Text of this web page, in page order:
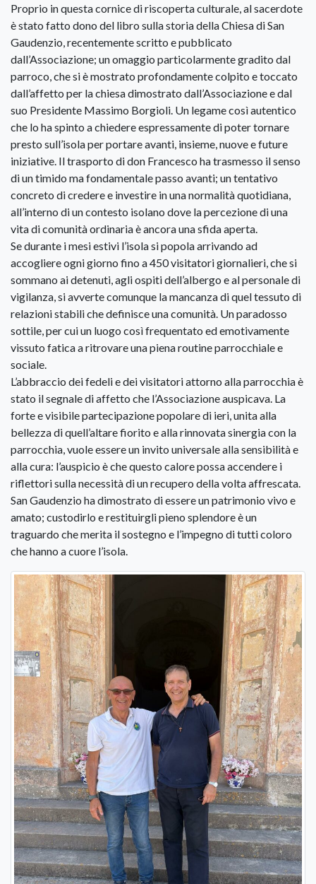
Proprio in questa cornice di riscoperta culturale, al sacerdote
è stato fatto dono del libro sulla storia della Chiesa di San
Gaudenzio, recentemente scritto e pubblicato
dall’Associazione; un omaggio particolarmente gradito dal
parroco, che si è mostrato profondamente colpito e toccato
dall’affetto per la chiesa dimostrato dall’Associazione e dal
suo Presidente Massimo Borgioli. Un legame così autentico
che lo ha spinto a chiedere espressamente di poter tornare
presto sull’isola per portare avanti, insieme, nuove e future
iniziative. Il trasporto di don Francesco ha trasmesso il senso
di un timido ma fondamentale passo avanti; un tentativo
concreto di credere e investire in una normalità quotidiana,
all’interno di un contesto isolano dove la percezione di una
vita di comunità ordinaria è ancora una sfida aperta.
Se durante i mesi estivi l’isola si popola arrivando ad
accogliere ogni giorno fino a 450 visitatori giornalieri, che si
sommano ai detenuti, agli ospiti dell’albergo e al personale di
vigilanza, si avverte comunque la mancanza di quel tessuto di
relazioni stabili che definisce una comunità. Un paradosso
sottile, per cui un luogo così frequentato ed emotivamente
vissuto fatica a ritrovare una piena routine parrocchiale e
sociale.
L’abbraccio dei fedeli e dei visitatori attorno alla parrocchia è
stato il segnale di affetto che l’Associazione auspicava. La
forte e visibile partecipazione popolare di ieri, unita alla
bellezza di quell’altare fiorito e alla rinnovata sinergia con la
parrocchia, vuole essere un invito universale alla sensibilità e
alla cura: l’auspicio è che questo calore possa accendere i
riflettori sulla necessità di un recupero della volta affrescata.
San Gaudenzio ha dimostrato di essere un patrimonio vivo e
amato; custodirlo e restituirgli pieno splendore è un
traguardo che merita il sostegno e l’impegno di tutti coloro
che hanno a cuore l’isola.